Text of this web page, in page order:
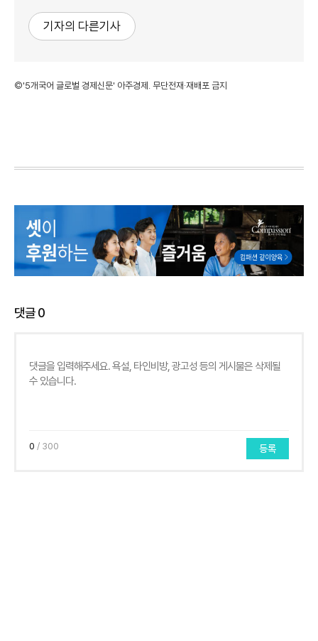
기자의 다른기사
©'5개국어 글로벌 경제신문' 아주경제. 무단전재·재배포 금지
댓글0
0 / 300 등록